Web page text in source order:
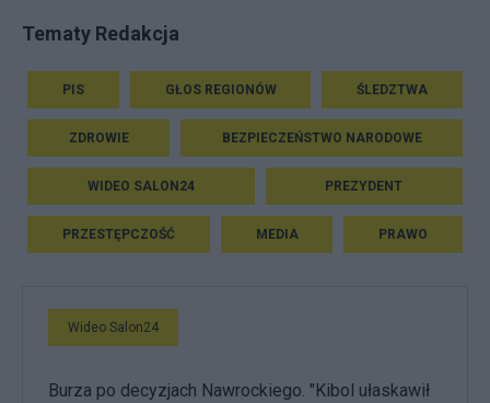
Tematy Redakcja
PIS GŁOS REGIONÓW ŚLEDZTWA
ZDROWIE BEZPIECZEŃSTWO NARODOWE
WIDEO SALON24 PREZYDENT
PRZESTĘPCZOŚĆ MEDIA PRAWO
Wideo Salon24
Burza po decyzjach Nawrockiego. "Kibol ułaskawił